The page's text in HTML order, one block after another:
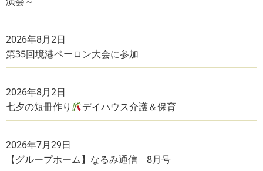
2026年8月2日
第35回境港ペーロン大会に参加
2026年8月2日
七夕の短冊作り デイハウス介護＆保育
2026年7月29日
【グループホーム】なるみ通信 8月号